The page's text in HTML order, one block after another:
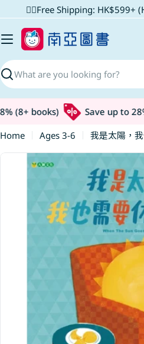
to
content
✌🏼Free Shipping: HK$599+
Search
(8+ books) Save up to
Home
Ages 3-6
我是太陽，
Skip
Open media 0 in modal